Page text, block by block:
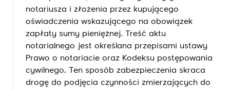
notariusza i złożenia przez kupującego
oświadczenia wskazującego na obowiązek
zapłaty sumy pieniężnej. Treść aktu
notarialnego jest określana przepisami ustawy
Prawo o notariacie oraz Kodeksu postępowania
cywilnego. Ten sposób zabezpieczenia skraca
drogę do podjęcia czynności zmierzających do